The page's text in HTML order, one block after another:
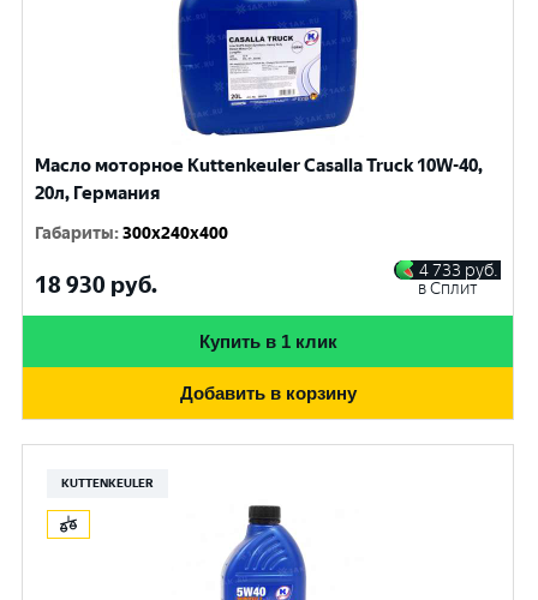
Масло моторное Kuttenkeuler Casalla Truck 10W-40,
20л, Германия
Габариты:300x240x400
18 930 руб.
4 733 руб.
в Сплит
Купить в 1 клик
Добавить в корзину
KUTTENKEULER